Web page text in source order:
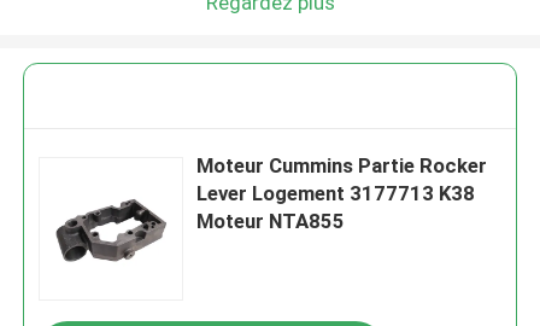
Moteur Cummins Partie Rocker
Lever Logement 3177713 K38
Moteur NTA855